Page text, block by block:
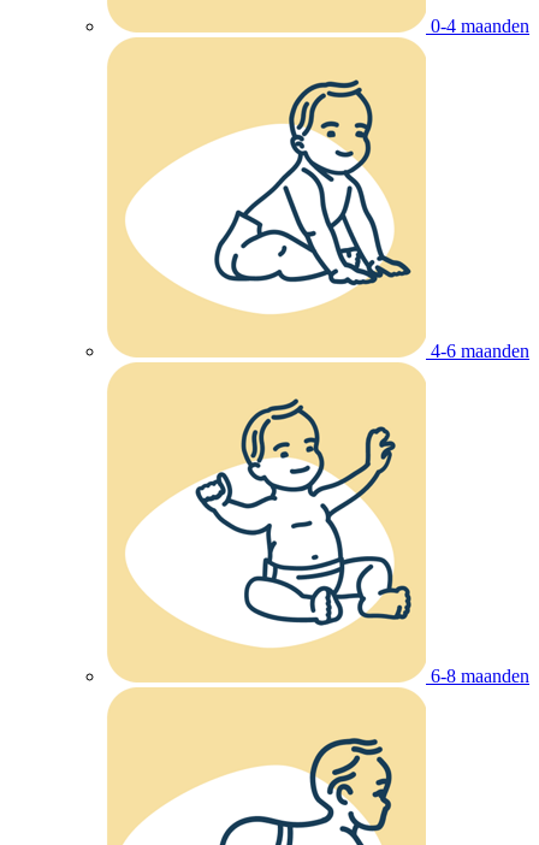
0-4 maanden
4-6 maanden
6-8 maanden